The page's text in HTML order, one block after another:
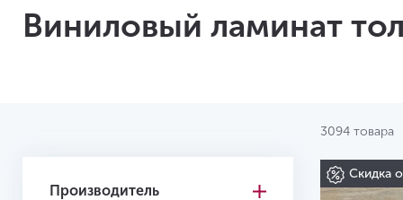
Виниловый ламинат
3094 товара
Производитель
Скидка